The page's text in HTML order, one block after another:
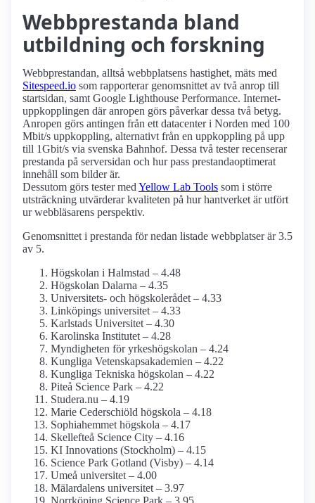
Webbprestanda bland
utbildning och forskning
Webbprestandan, alltså webbplatsens hastighet, mäts med
Sitespeed.io som rapporterar genomsnittet av två anrop till
startsidan, samt Google Lighthouse Performance. Internet­
uppkopplingen där anropen görs påverkar dessa två betyg.
Anropen görs antingen från ett datacenter i Norden med 100
Mbit/s uppkoppling, alternativt från en uppkoppling på upp
till 1Gbit/s via svenska Bahnhof. Dessa två tester recenserar
prestanda på serversidan och hur pass prestanda­optimerat
innehåll som bilder är.
Dessutom görs tester med Yellow Lab Tools som i större
utsträckning utvärderar kvaliteten på hur hantverket är utfört
ur webbläsarens perspektiv.
Genomsnittet i prestanda för nedan listade webbplatser är 3.5
av 5.
Högskolan i Halmstad – 4.48
Högskolan Dalarna – 4.35
Universitets- och högskolerådet – 4.33
Linköpings universitet – 4.33
Karlstads Universitet – 4.30
Karolinska Institutet – 4.28
Myndigheten för yrkes­högskolan – 4.24
Kungliga Vetenskaps­akademien – 4.22
Kungliga Tekniska högskolan – 4.22
Piteå Science Park – 4.22
Studera.nu – 4.19
Marie Cederschiöld högskola – 4.18
Sophiahemmet högskola – 4.17
Skellefteå Science City – 4.16
KI Innovations (Stockholm) – 4.15
Science Park Gotland (Visby) – 4.14
Umeå universitet – 4.00
Mälardalens universitet – 3.97
Norrköping Science Park – 3.95